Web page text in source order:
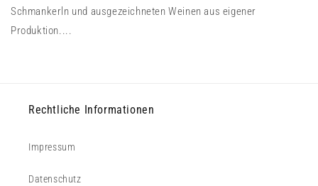
Schmankerln und ausgezeichneten Weinen aus eigener
Produktion....
Rechtliche Informationen
Impressum
Datenschutz